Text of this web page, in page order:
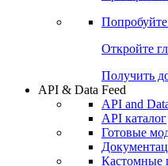
Чат
Проверка
Откройте
Получить
API & Data Feed
API and